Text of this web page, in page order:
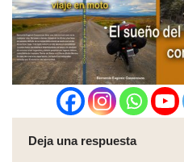
Deja una respuesta